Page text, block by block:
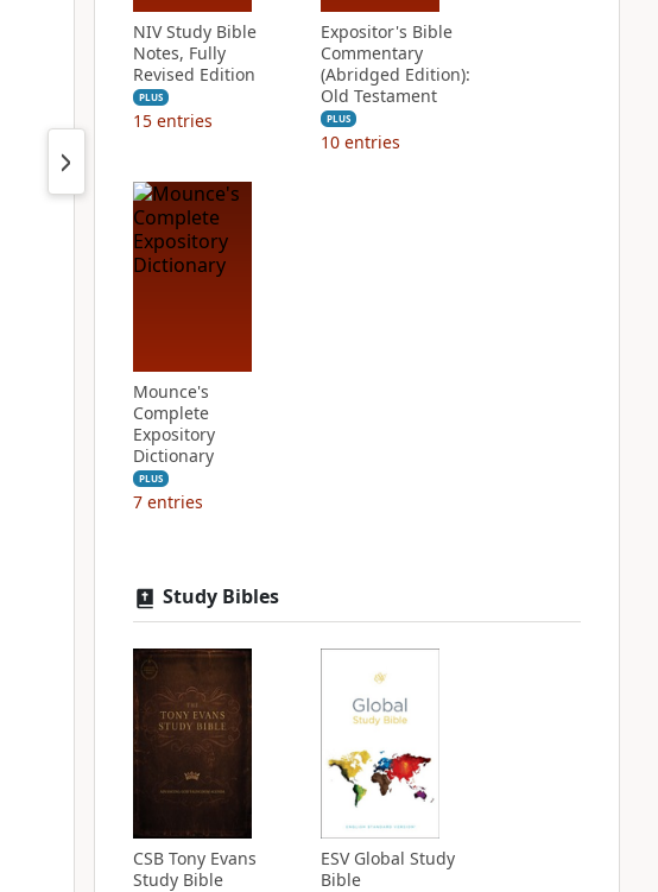
NIV Study Bible
Notes, Fully
Revised Edition
PLUS
15 entries
Expositor's Bible
Commentary
(Abridged Edition):
Old Testament
PLUS
10 entries
Mounce's
Complete
Expository
Dictionary
PLUS
7 entries
Study Bibles
CSB Tony Evans
Study Bible
ESV Global Study
Bible